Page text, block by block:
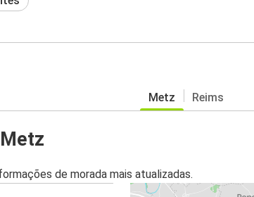
Metz Reims
de morada mais atualizadas.